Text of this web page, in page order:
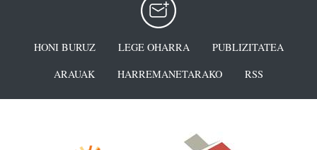
HONI BURUZ LEGE OHARRA
PUBLIZITATEA
ARAUAK
HARREMANETARAKO RSS